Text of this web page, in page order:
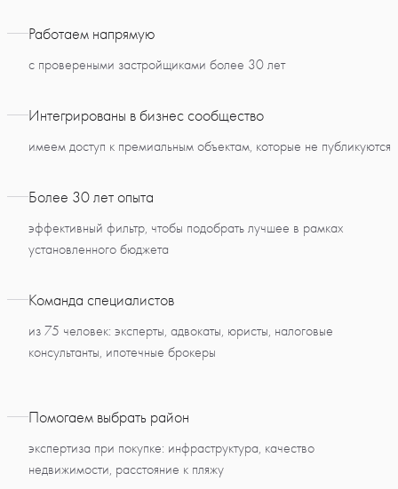
Работаем напрямую
с провереными застройщиками более 30 лет
Интегрированы в бизнес сообщество
имеем доступ к премиальным объектам, которые не публикуются
Более 30 лет опыта
эффективный фильтр, чтобы подобрать лучшее в рамках
установленного бюджета
Команда специалистов
из 75 человек: эксперты, адвокаты, юристы, налоговые
консультанты, ипотечные брокеры
Помогаем выбрать район
экспертиза при покупке: инфраструктура, качество
недвижимости, расстояние к пляжу